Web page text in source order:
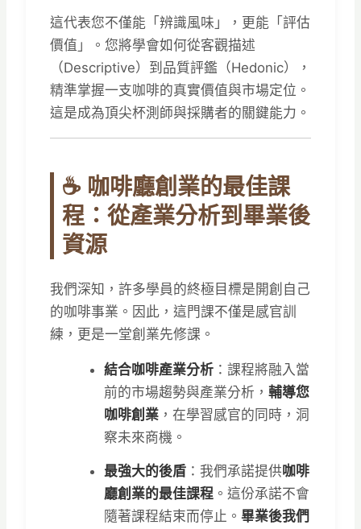
這代表您不僅能「辨識風味」，更能「評估
價值」。您將學會如何從客觀描述
（Descriptive）到品質評鑑（Hedonic），
精準掌握一支咖啡的真實價值與市場定位。
這是成為頂尖杯測師與採購者的關鍵能力。
☕ 咖啡廳創業的最佳課
程：從產業分析到畢業後
資源
我們深知，許多學員的終極目標是開創自己
的咖啡事業。因此，這門課不僅是感官訓
練，更是一堂創業先修課。
結合咖啡產業分析：課程將融入當
前的市場趨勢與產業分析， 輔導您
咖啡創業，在學習感官的同時，洞
察未來商機。
最強大的後盾：我們承諾提供咖啡
廳創業的最佳課程 。這份承諾不會
隨著課程結束而停止。 畢業後我們